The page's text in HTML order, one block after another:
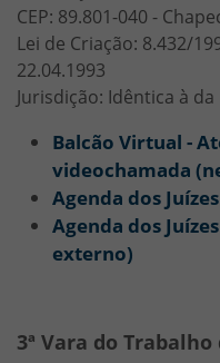
CEP: 89.801-040 -
Lei de Criação: 8.432/
22.04.1993
Jurisdição: Idêntica à da
Balcão Virtual -
videochamada
Agenda dos
Agenda dos
externo)
3ª Vara do Trabalho